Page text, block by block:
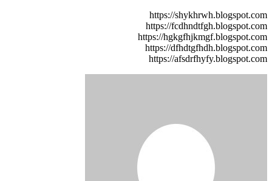
https://shykhrwh.blogspot.com
https://fcdhndtfgh.blogspot.com
https://hgkgfhjkmgf.blogspot.com
https://dfhdtgfhdh.blogspot.com
https://afsdrfhyfy.blogspot.com